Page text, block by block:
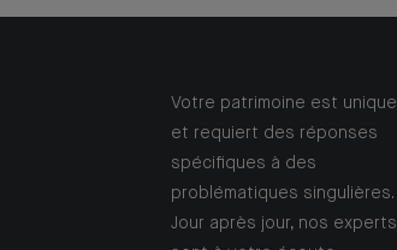
Votre patrimoine est unique
et requiert des réponses
spécifiques à des
problématiques singulières.
Jour après jour, nos experts